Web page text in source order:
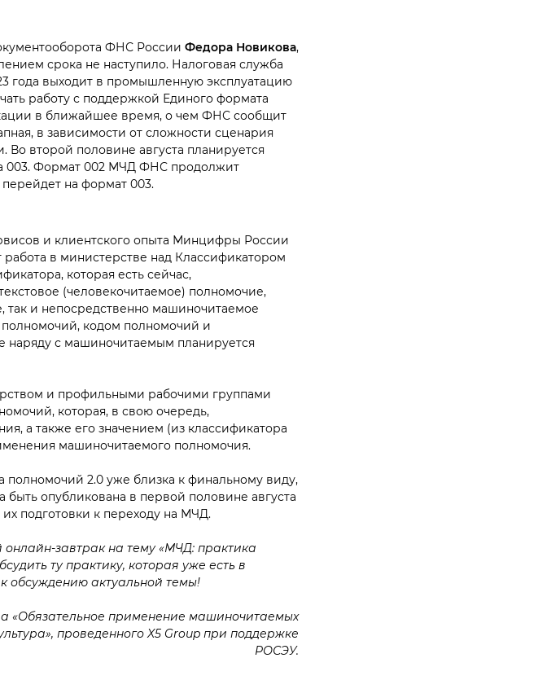
ФНС России Федора Новикова,
срока не наступило. Налоговая служба
года выходит в промышленную эксплуатацию
работу с поддержкой Единого формата
в ближайшее время, о чем ФНС сообщит
в зависимости от сложности сценария
второй половине августа планируется
003. Формат 002 МЧД ФНС продолжит
на формат 003.
и клиентского опыта Минцифры России
в министерстве над Классификатором
которая есть сейчас,
(человекочитаемое) полномочие,
так и непосредственно машиночитаемое
кодом полномочий и
наряду с машиночитаемым планируется
и профильными рабочими группами
которая, в свою очередь,
а также его значением (из классификатора
машиночитаемого полномочия.
2.0 уже близка к финальному виду,
опубликована в первой половине августа
подготовки к переходу на МЧД.
завтрак на тему «МЧД: практика
ту практику, которая уже есть в
к обсуждению актуальной темы!
«Обязательное применение машиночитаемых
проведенного X5 Group при поддержке
РОСЭУ.